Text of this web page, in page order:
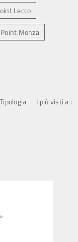
Lecco
Monza
Tipologia I più visti a :